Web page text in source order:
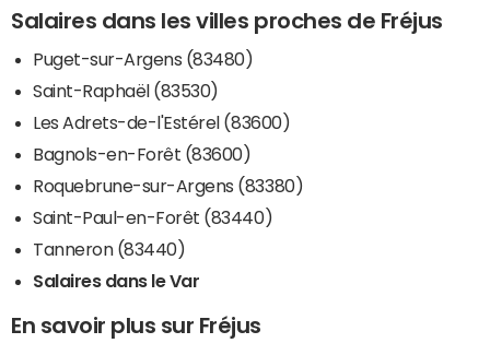
Salaires dans les villes proches de Fréjus
Puget-sur-Argens (83480)
Saint-Raphaël (83530)
Les Adrets-de-l'Estérel (83600)
Bagnols-en-Forêt (83600)
Roquebrune-sur-Argens (83380)
Saint-Paul-en-Forêt (83440)
Tanneron (83440)
Salaires dans le Var
En savoir plus sur Fréjus